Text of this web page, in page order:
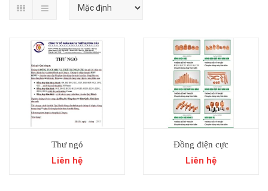
Thư ngỏ
Liên hệ
Đồng điện cực
Liên hệ